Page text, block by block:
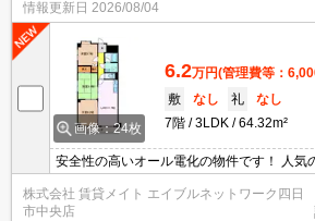
情報更新日 2026/08/04
画像：24枚
6.2万円(管理費等：
敷
なし 礼
なし
7階
3LDK 64.32m²
安全性の高いオール電化の物件です！ 人気
比べて窓も多く圧迫感も少ないです。また
換気もしやすいです♪お隣さまが少ないので
メリットです◎
株式会社 賃貸メイト エイブルネットワーク四日
市中央店